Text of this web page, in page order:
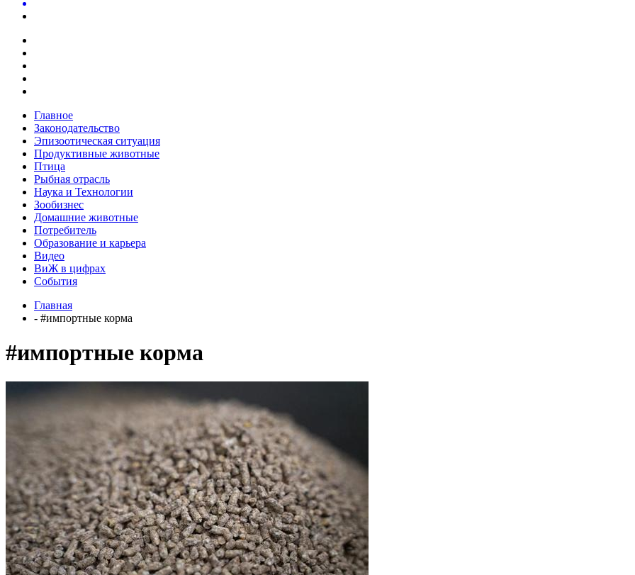
Главное
Законодательство
Эпизоотическая ситуация
Продуктивные животные
Птица
Рыбная отрасль
Наука и Технологии
Зообизнес
Домашние животные
Потребитель
Образование и карьера
Видео
ВиЖ в цифрах
События
Главная
- #импортные корма
#импортные корма